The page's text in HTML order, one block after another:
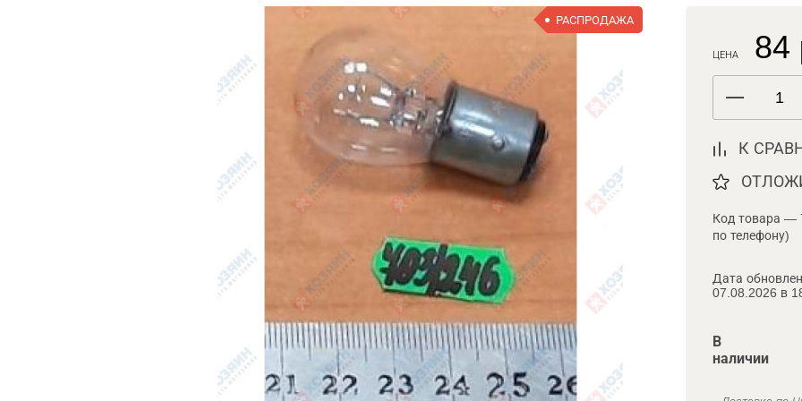
РАСПРОДАЖА
ЦЕНА 84
К
Код товара —
по телефону)
Дата
07.08.2026 в
В
наличии